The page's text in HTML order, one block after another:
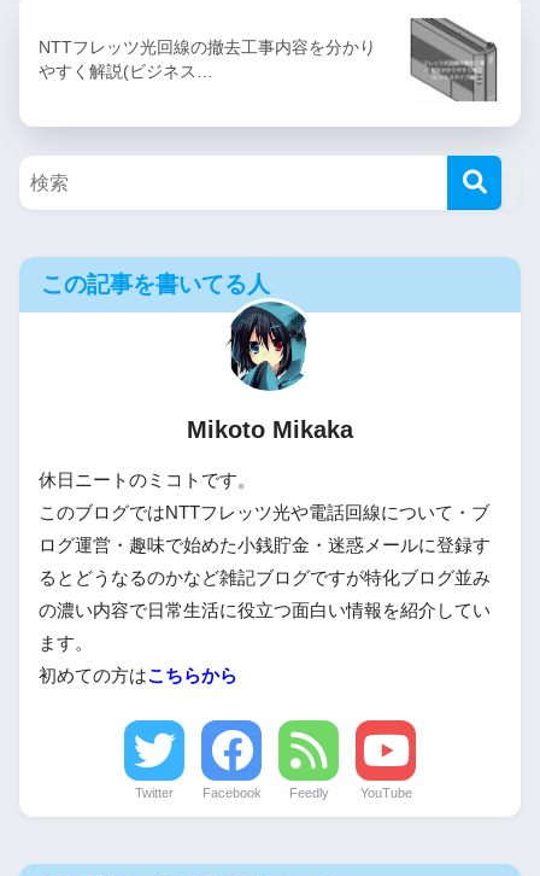
NTTフレッツ光回線の撤去工事内容を分かり
やすく解説(ビジネス…
この記事を書いてる人
Mikoto Mikaka
休日ニートのミコトです。
このブログではNTTフレッツ光や電話回線について・ブ
ログ運営・趣味で始めた小銭貯金・迷惑メールに登録す
るとどうなるのかなど雑記ブログですが特化ブログ並み
の濃い内容で日常生活に役立つ面白い情報を紹介してい
ます。
初めての方はこちらから
Twitter Facebook Feedly YouTube